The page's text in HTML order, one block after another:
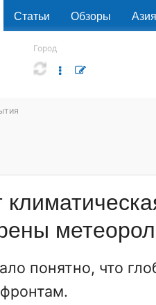
Статьи Обзоры Азия
Город
понятно, что